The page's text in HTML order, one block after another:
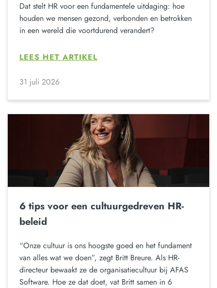
Dat stelt HR voor een fundamentele uitdaging: hoe
houden we mensen gezond, verbonden en betrokken
in een wereld die voortdurend verandert?
LEES HET ARTIKEL
31 juli 2026
6 tips voor een cultuurgedreven HR-
beleid
“Onze cultuur is ons hoogste goed en het fundament
van alles wat we doen”, zegt Britt Breure. Als HR-
directeur bewaakt ze de organisatiecultuur bij AFAS
Software. Hoe ze dat doet, vat Britt samen in 6